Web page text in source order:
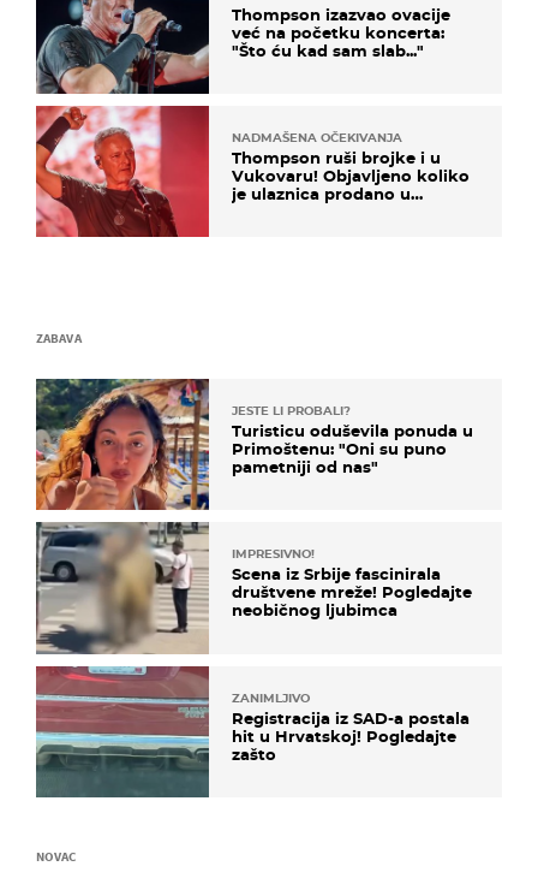
Thompson izazvao ovacije
već na početku koncerta:
"Što ću kad sam slab..."
NADMAŠENA OČEKIVANJA
Thompson ruši brojke i u
Vukovaru! Objavljeno koliko
je ulaznica prodano u
ZABAVA
JESTE LI PROBALI?
Turisticu oduševila ponuda u
Primoštenu: "Oni su puno
pametniji od nas"
IMPRESIVNO!
Scena iz Srbije fascinirala
društvene mreže! Pogledajte
neobičnog ljubimca
ZANIMLJIVO
Registracija iz SAD-a postala
hit u Hrvatskoj! Pogledajte
zašto
NOVAC